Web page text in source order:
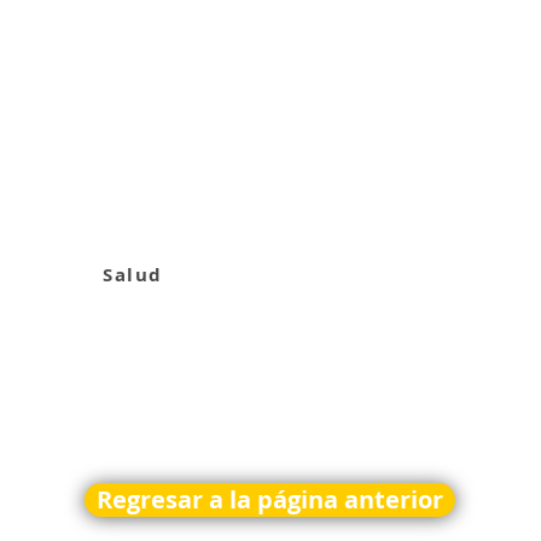
Salud
Regresar a la página anterior